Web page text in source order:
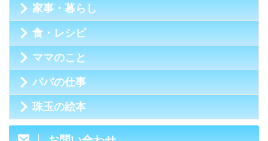
家事・暮らし
食・レシピ
ママのこと
パパの仕事
珠玉の絵本